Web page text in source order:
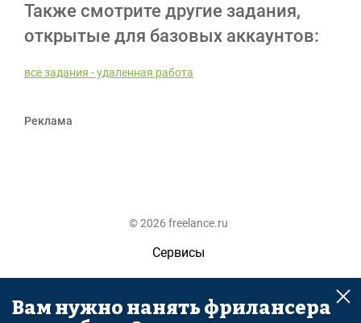
Также смотрите другие задания,
открытые для базовых аккаунтов:
все задания - удаленная работа
Реклама
© 2026 freelance.ru
Сервисы
Помощь
Поиск
Вам нужно нанять фрилансера